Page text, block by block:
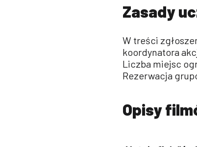
Zasady
W treści
koordynatora
Liczba miejsc
Rezerwacja
Opisy